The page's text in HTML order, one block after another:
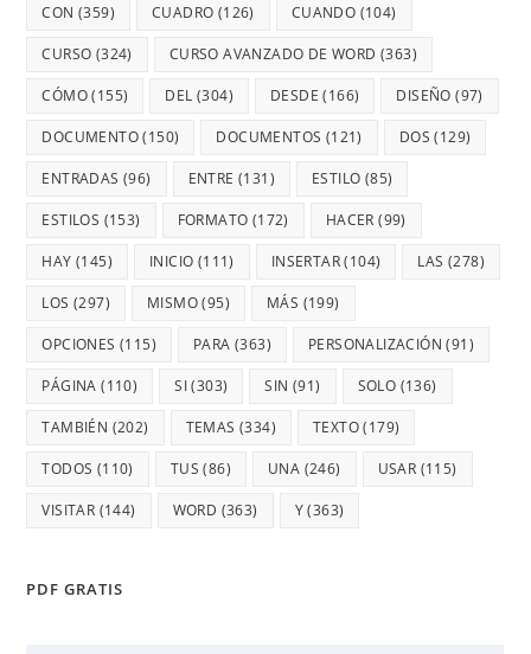
CON (359) CUADRO (126) CUANDO (104)
CURSO (324) CURSO AVANZADO DE WORD (363)
CÓMO(155) DEL (304) DESDE (166) DISEÑO (97)
DOCUMENTO(150) DOCUMENTOS (121) DOS (129)
ENTRADAS (96) ENTRE (131) ESTILO (85)
ESTILOS (153) FORMATO (172) HACER (99)
HAY (145) INICIO (111) INSERTAR(104) LAS (278)
LOS (297) MISMO(95) MÁS (199)
OPCIONES (115) PARA (363) PERSONALIZACIÓN (91)
PÁGINA (110) SI(303) SIN (91) SOLO (136)
TAMBIÉN (202) TEMAS (334) TEXTO(179)
TODOS (110) TUS (86) UNA (246) USAR (115)
VISITAR (144) WORD (363) Y(363)
PDF GRATIS